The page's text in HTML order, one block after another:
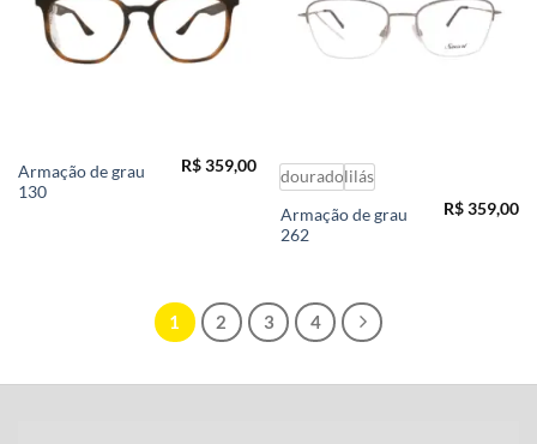
Armação de grau
130
R$359,00
douradolilás
Armação de grau
262
R$359,00
1 2 3 4